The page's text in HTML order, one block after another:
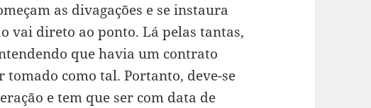
as divagações e se instaura
vai direto ao ponto. Lá pelas tantas,
que havia um contrato
como tal. Portanto, deve-se
e tem que ser com data de